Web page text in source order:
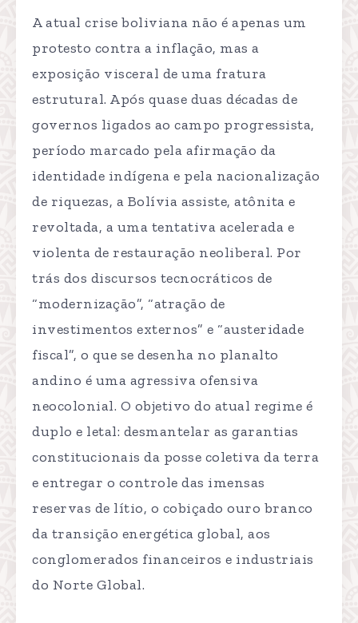
A atual crise boliviana não é apenas um
protesto contra a inflação, mas a
exposição visceral de uma fratura
estrutural. Após quase duas décadas de
governos ligados ao campo progressista,
período marcado pela afirmação da
identidade indígena e pela nacionalização
de riquezas, a Bolívia assiste, atônita e
revoltada, a uma tentativa acelerada e
violenta de restauração neoliberal. Por
trás dos discursos tecnocráticos de
“modernização”, “atração de
investimentos externos” e “austeridade
fiscal”, o que se desenha no planalto
andino é uma agressiva ofensiva
neocolonial. O objetivo do atual regime é
duplo e letal: desmantelar as garantias
constitucionais da posse coletiva da terra
e entregar o controle das imensas
reservas de lítio, o cobiçado ouro branco
da transição energética global, aos
conglomerados financeiros e industriais
do Norte Global.